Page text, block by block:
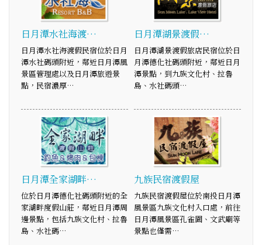
日月潭水社海渡…
日月潭水社海渡假民宿位於日月
潭水社碼頭附近，鄰近日月潭風
景區管理處以及日月潭旅遊景
點，民宿濃厚…
日月潭湖景渡假…
日月潭湖景渡假旅店民宿位於日
月潭德化社碼頭附近，鄰近日月
潭景點，到九族文化村、拉魯
島、水社碼頭…
日月潭全家湖畔…
位於日月潭德化社碼頭附近的全
家湖畔度假山莊，鄰近日月潭周
邊景點，包括九族文化村、拉魯
島、水社碼…
九族民宿渡假屋
九族民宿渡假屋位於南投日月潭
風景區九族文化村入口處，前往
日月潭風景區孔雀園、文武廟等
景點也僅需…